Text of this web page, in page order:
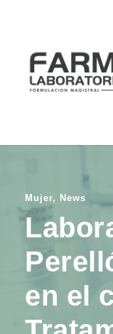
Mujer, News
en el